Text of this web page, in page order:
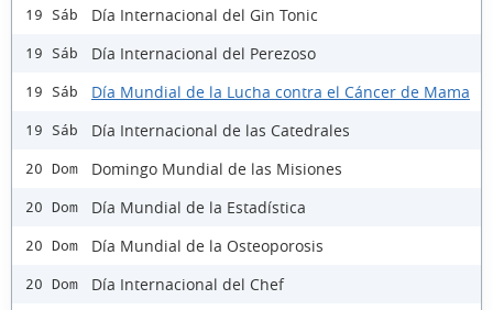
19 Sáb Día Internacional del Gin Tonic
19 Sáb Día Internacional del Perezoso
19 Sáb Día Mundial de la Lucha contra el Cáncer de Mama
19 Sáb Día Internacional de las Catedrales
20 Dom Domingo Mundial de las Misiones
20 Dom Día Mundial de la Estadística
20 Dom Día Mundial de la Osteoporosis
20 Dom Día Internacional del Chef